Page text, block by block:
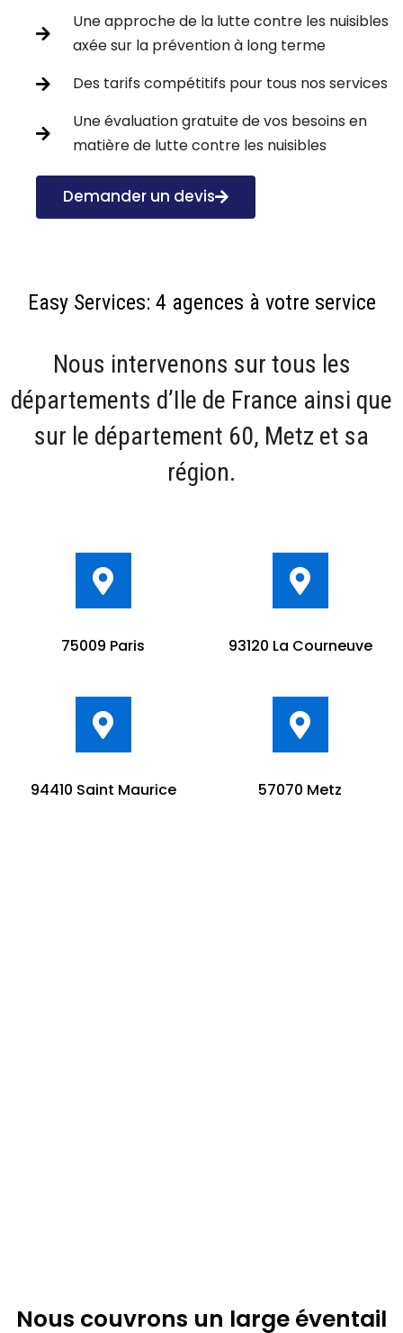
Une approche de la lutte contre les nuisibles
axée sur la prévention à long terme
Des tarifs compétitifs pour tous nos services
Une évaluation gratuite de vos besoins en
matière de lutte contre les nuisibles
Demander un devis
Easy Services: 4 agences à votre service
Nous intervenons sur tous les
départements d’Ile de France ainsi que
sur le département 60, Metz et sa
région.
75009 Paris 93120 La Courneuve
94410 Saint Maurice 57070 Metz
Nous couvrons un large éventail